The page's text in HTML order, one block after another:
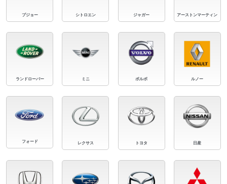
プジョー シトロエン ジャガー アーストンマーティン
ランドローバー ミニ ボルボ ルノー
フォード レクサス トヨタ 日産